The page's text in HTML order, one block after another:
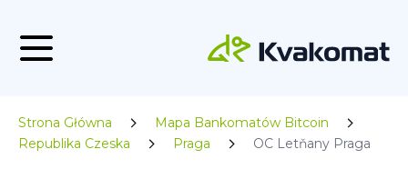
Strona Główna
Mapa Bankomatów Bitcoin
Republika Czeska
Praga OC Letňany Praga